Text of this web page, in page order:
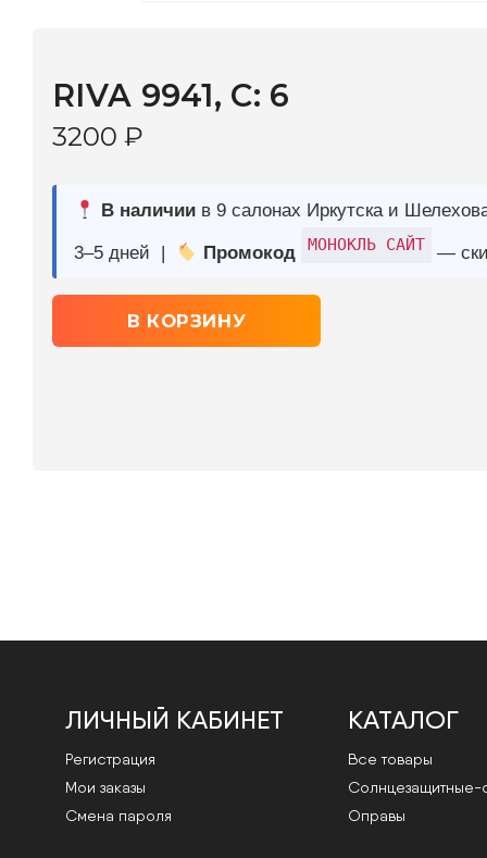
3–5 дней | Промокод
В КОРЗИНУ
ЛИЧНЫЙ КАБИНЕТ
Регистрация
Мои заказы
Смена пароля
КАТАЛОГ
Все товары
Cолнцезащитные-
Оправы